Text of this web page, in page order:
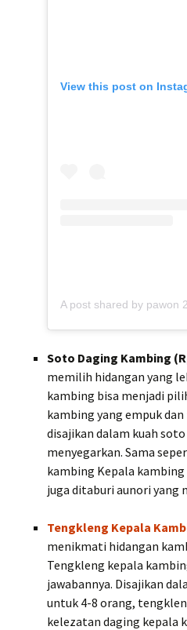
View this post on
Soto Daging Kambing
memilih hidangan yang
kambing bisa menjadi
kambing yang empuk
disajikan dalam kuah
menyegarkan. Sama
kambing Kepala
juga ditaburi aunori yang
Tengkleng Kepala
menikmati hidangan
Tengkleng kepala
jawabannya. Disajikan
untuk 4-8 orang,
kelezatan daging kepala